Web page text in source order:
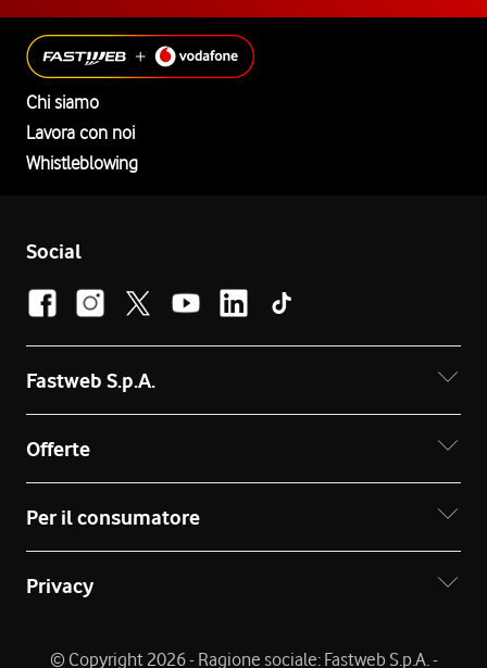
Chi siamo
Lavora con noi
Whistleblowing
Social
Fastweb S.p.A.
Offerte
Per il consumatore
Privacy
© Copyright 2026 - Ragione sociale: Fastweb S.p.A. -